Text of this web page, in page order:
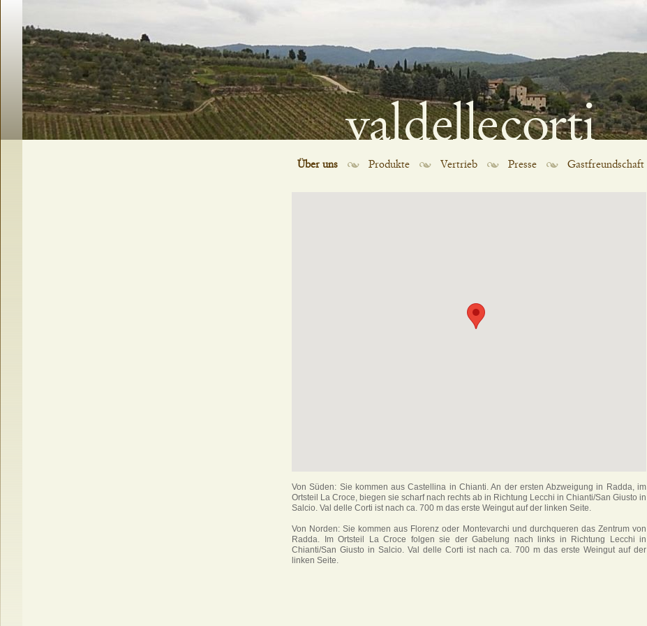
Über uns Produkte Vertrieb Presse Gastfreundschaft
Von Süden: Sie kommen aus Castellina in Chianti. An der ersten Abzweigung in Radda, im
Ortsteil La Croce, biegen sie scharf nach rechts ab in Richtung Lecchi in Chianti/San Giusto in
Salcio. Val delle Corti ist nach ca. 700 m das erste Weingut auf der linken Seite.
Von Norden: Sie kommen aus Florenz oder Montevarchi und durchqueren das Zentrum von
Radda. Im Ortsteil La Croce folgen sie der Gabelung nach links in Richtung Lecchi in
Chianti/San Giusto in Salcio. Val delle Corti ist nach ca. 700 m das erste Weingut auf der
linken Seite.